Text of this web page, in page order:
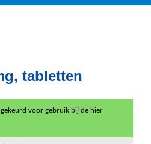
tabletten
voor gebruik bij de hier